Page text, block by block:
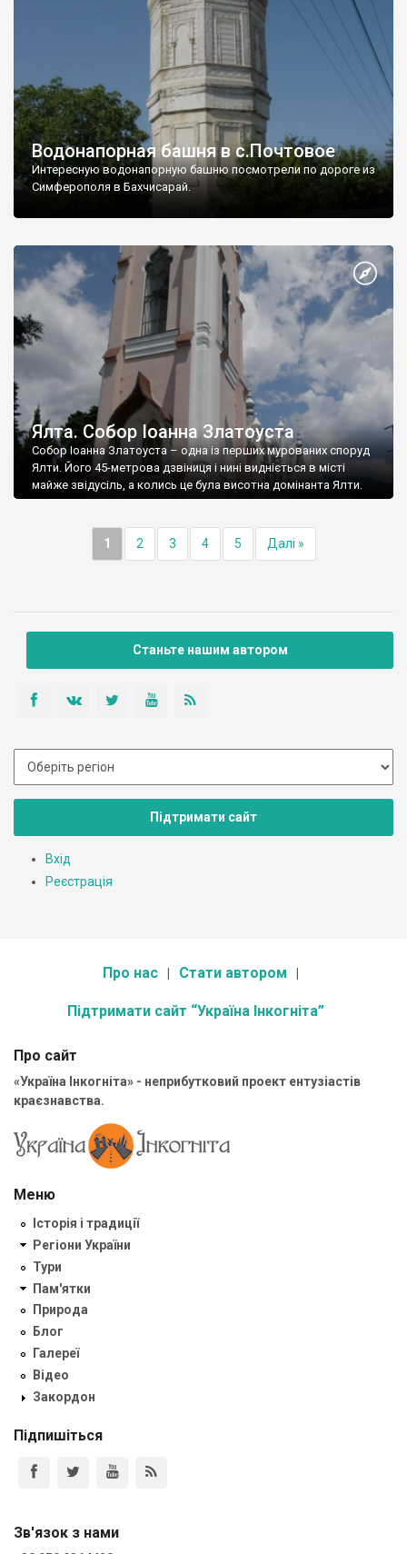
Водонапорная башня в с.Почтовое
Интересную водонапорную башню посмотрели по дороге из
Симферополя в Бахчисарай.
Ялта. Собор Іоанна Златоуста
Собор Іоанна Златоуста – одна із перших мурованих споруд
Ялти. Його 45-метрова дзвіниця і нині видніється в місті
майже звідусіль, а колись це була висотна домінанта Ялти.
1 2 3 4 5 Далі »
Станьте нашим автором
Підтримати сайт
Вхід
Реєстрація
Про нас Стати автором
Підтримати сайт “Україна Інкогніта”
Про сайт
«Україна Інкогніта» - неприбутковий проект ентузіастів
краєзнавства.
Меню
Історія і традиції
Регіони України
Тури
Пам'ятки
Природа
Блог
Галереї
Відео
Закордон
Підпишіться
Зв'язок з нами